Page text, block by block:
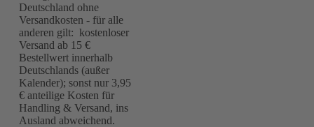
Deutschland ohne
Versandkosten - für alle
anderen gilt: kostenloser
Versand ab 15 €
Bestellwert innerhalb
Deutschlands (außer
Kalender); sonst nur 3,95
€ anteilige Kosten für
Handling & Versand, ins
Ausland abweichend.